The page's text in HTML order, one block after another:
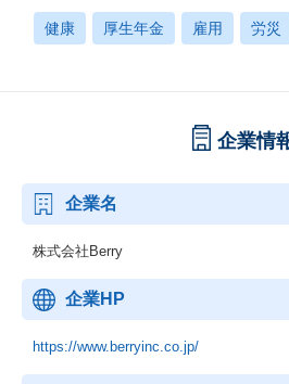
健康 厚生年金 雇用 労災
企業情
企業名
株式会社Berry
企業HP
https://www.berryinc.co.jp/